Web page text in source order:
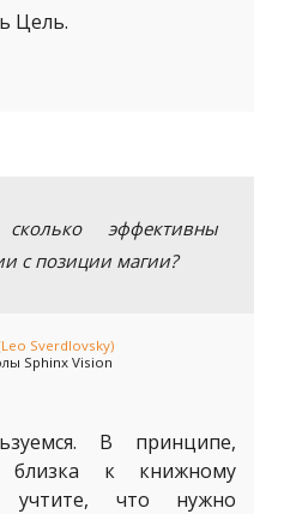
Цель.
эффективны
с позиции магии?
Sverdlovsky)
Sphinx Vision
В принципе,
близка к книжному
учтите, что нужно